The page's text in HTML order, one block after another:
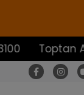
Alımlar